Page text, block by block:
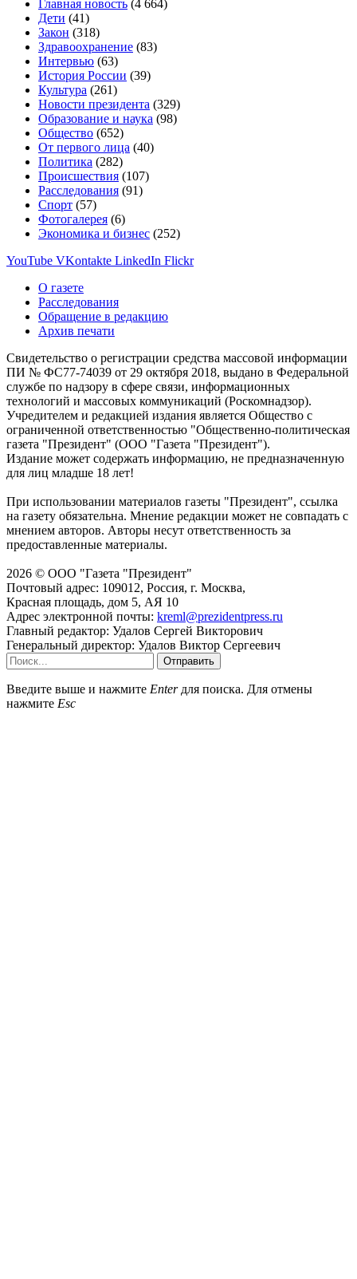
Главная новость (4 664)
Дети (41)
Закон (318)
Здравоохранение (83)
Интервью (63)
История России (39)
Культура (261)
Новости президента (329)
Образование и наука (98)
Общество (652)
От первого лица (40)
Политика (282)
Происшествия (107)
Расследования (91)
Спорт (57)
Фотогалерея (6)
Экономика и бизнес (252)
YouTube VKontakte LinkedIn Flickr
О газете
Расследования
Обращение в редакцию
Архив печати
Свидетельство о регистрации средства массовой информации
ПИ № ФС77-74039 от 29 октября 2018, выдано в Федеральной
службе по надзору в сфере связи, информационных
технологий и массовых коммуникаций (Роскомнадзор).
Учредителем и редакцией издания является Общество с
ограниченной ответственностью "Общественно-политическая
газета "Президент" (ООО "Газета "Президент").
Издание может содержать информацию, не предназначенную
для лиц младше 18 лет!
При использовании материалов газеты "Президент", ссылка
на газету обязательна. Мнение редакции может не совпадать с
мнением авторов. Авторы несут ответственность за
предоставленные материалы.
2026 © ООО "Газета "Президент"
Почтовый адрес: 109012, Россия, г. Москва,
Красная площадь, дом 5, АЯ 10
Адрес электронной почты: kreml@prezidentpress.ru
Главный редактор: Удалов Сергей Викторович
Генеральный директор: Удалов Виктор Сергеевич
Отправить
Введите выше и нажмите Enterдля поиска. Для отмены
нажмите Esc